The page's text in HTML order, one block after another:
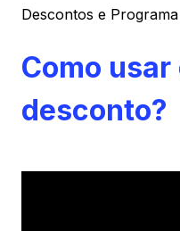
Descontos e
Como
desconto?